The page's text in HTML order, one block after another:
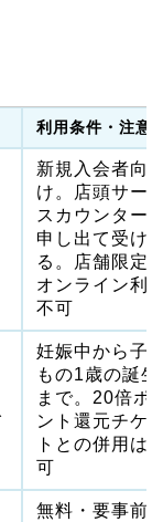
利用条件・注意
新規入会者向
け。店頭サー
スカウンター
申し出て受け
る。店舗限定
オンライン利
不可
妊娠中から子
もの1歳の誕
まで。20倍ポ
ント還元チケ
トとの併用は
可
無料・要事前